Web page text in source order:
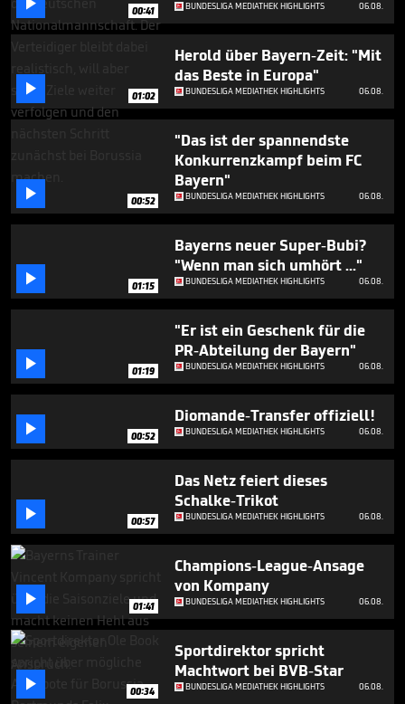
minute,
0
00:41 BUNDESLIGA MEDIATHEK HIGHLIGHTS 06.08.
 01:02
Herold über Bayern-Zeit: "Mit
das Beste in Europa"
BUNDESLIGA MEDIATHEK HIGHLIGHTS 06.08.
 00:52
"Das ist der spannendste
Konkurrenzkampf beim FC
Bayern"
BUNDESLIGA MEDIATHEK HIGHLIGHTS 06.08.
 01:15
Bayerns neuer Super-Bubi?
"Wenn man sich umhört ..."
BUNDESLIGA MEDIATHEK HIGHLIGHTS 06.08.
 01:19
"Er ist ein Geschenk für die
PR-Abteilung der Bayern"
BUNDESLIGA MEDIATHEK HIGHLIGHTS 06.08.
 00:52
Diomande-Transfer offiziell!
BUNDESLIGA MEDIATHEK HIGHLIGHTS 06.08.
 00:57
Das Netz feiert dieses
Schalke-Trikot
BUNDESLIGA MEDIATHEK HIGHLIGHTS 06.08.
 01:41
Champions-League-Ansage
von Kompany
BUNDESLIGA MEDIATHEK HIGHLIGHTS 06.08.
 00:34
Sportdirektor spricht
Machtwort bei BVB-Star
BUNDESLIGA MEDIATHEK HIGHLIGHTS 06.08.